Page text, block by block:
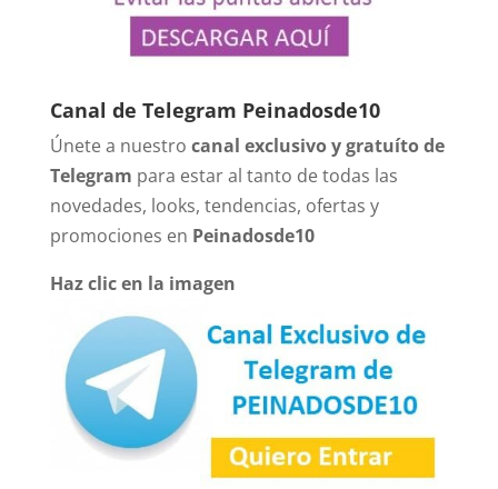
Canal de Telegram Peinadosde10
Únete a nuestro canal exclusivo y gratuíto de
Telegram para estar al tanto de todas las
novedades, looks, tendencias, ofertas y
promociones en Peinadosde10
Haz clic en la imagen